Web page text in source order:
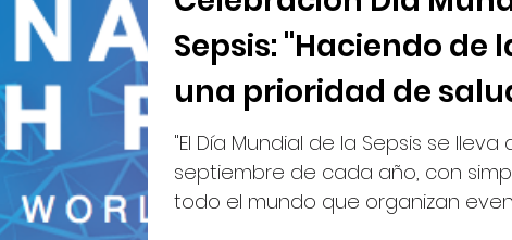
Sepsis: "Haciendo de
una prioridad de
nacional"
"El Día Mundial de la Sepsis se lleva
septiembre de cada año, con
todo el mundo que organizan